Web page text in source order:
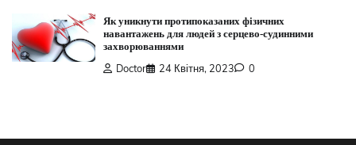
Як уникнути протипоказаних фізичних
навантажень для людей з серцево-судинними
захворюваннями
Doctor 24 Квітня, 2023 0